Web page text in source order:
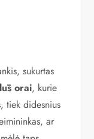
sukurtas
orai, kurie
tiek didesnius
ar